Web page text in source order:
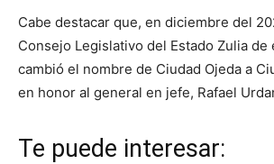
Cabe destacar que, en diciembre del
Consejo Legislativo del Estado Zulia de
cambió el nombre de Ciudad Ojeda a
en honor al general en jefe, Rafael
Te puede interesar: